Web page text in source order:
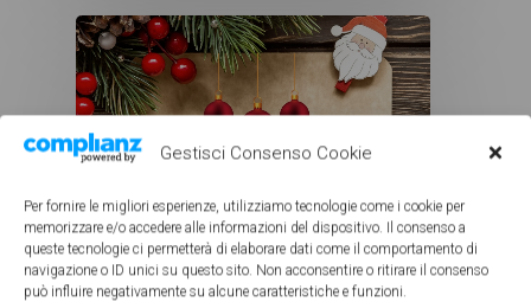
Gestisci Consenso Cookie
Per fornire le migliori esperienze, utilizziamo tecnologie come i cookie per
memorizzare e/o accedere alle informazioni del dispositivo. Il consenso a
queste tecnologie ci permetterà di elaborare dati come il comportamento di
navigazione o ID unici su questo sito. Non acconsentire o ritirare il consenso
può influire negativamente su alcune caratteristiche e funzioni.